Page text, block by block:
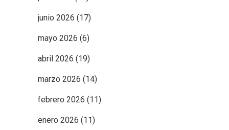
junio 2026 (17)
mayo 2026 (6)
abril 2026 (19)
marzo 2026 (14)
febrero 2026 (11)
enero 2026 (11)